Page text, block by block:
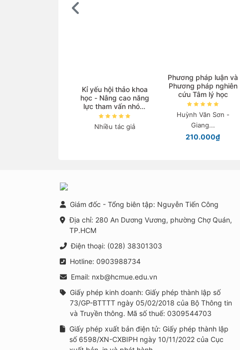
Kỉ yếu hội thảo khoa
học - Nâng cao năng
lực tham vấn nhóm
và triển khai các
chương trình phòng
ngừa, can thiệp tâm
Nhiều tác giả
Phương pháp luận và
Phương pháp nghiên
cứu Tâm lý học
Huỳnh Văn Sơn -
Giang...
210.000₫
Giám đốc - Tổng biên tập: Nguyễn Tiến Công
Địa chỉ: 280 An Dương Vương, phường Chợ Quán,
TP.HCM
Điện thoại: (028) 38301303
Hotline: 0903988734
Email: nxb@hcmue.edu.vn
Giấy phép kinh doanh: Giấy phép thành lập số
73/GP-BTTTT ngày 05/02/2018 của Bộ Thông tin
và Truyền thông. Mã số thuế: 0309544703
Giấy phép xuất bản điện tử: Giấy phép thành lập
số 6598/XN-CXBIPH ngày 10/11/2022 của Cục